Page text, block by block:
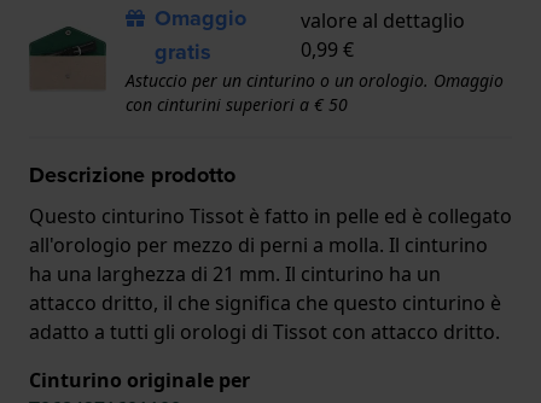
Omaggio
gratis
valore al dettaglio
0,99 €
Astuccio per un cinturino o un orologio. Omaggio
con cinturini superiori a € 50
Descrizione prodotto
Questo cinturino Tissot è fatto in pelle ed è collegato
all'orologio per mezzo di perni a molla. Il cinturino
ha una larghezza di 21 mm. Il cinturino ha un
attacco dritto, il che significa che questo cinturino è
adatto a tutti gli orologi di Tissot con attacco dritto.
Cinturino originale per